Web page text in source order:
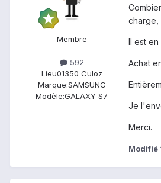
Membre
592
Lieu01350 Culoz
Marque:SAMSUNG
Modèle:GALAXY S7
charge,
Il est
Achat
Je
Merci.
Modifié